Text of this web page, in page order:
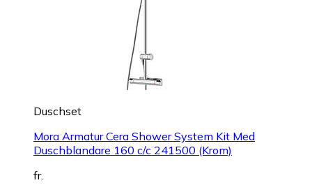
Duschset
Mora Armatur Cera Shower System Kit Med
Duschblandare 160 c/c 241500 (Krom)
fr.